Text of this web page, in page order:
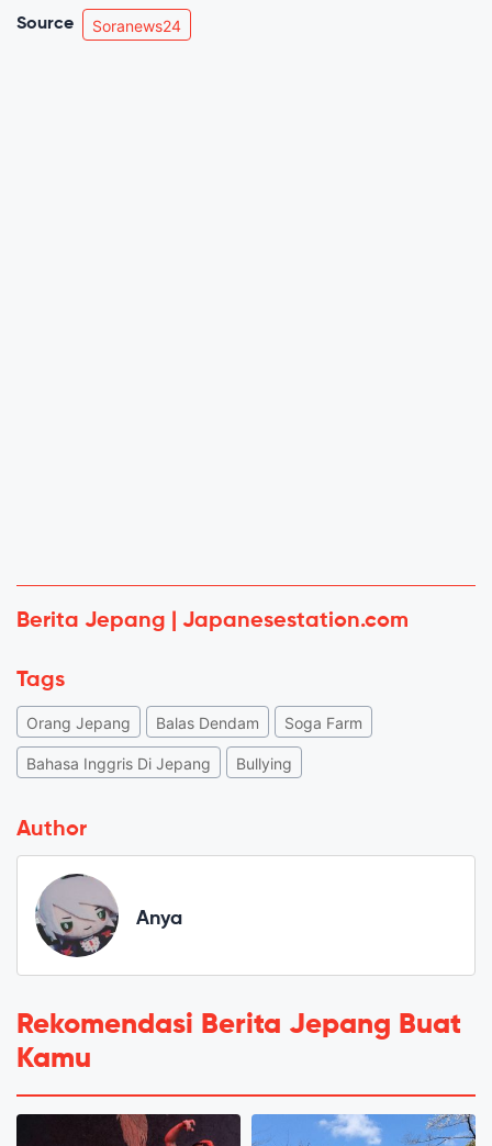
Source Soranews24
Berita Jepang | Japanesestation.com
Tags
Orang Jepang Balas Dendam Soga Farm
Bahasa Inggris Di Jepang Bullying
Author
Anya
Rekomendasi Berita Jepang Buat
Kamu